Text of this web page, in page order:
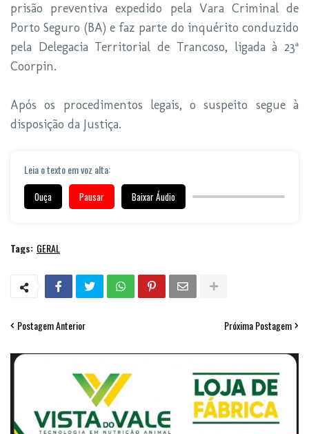
prisão preventiva expedido pela Vara Criminal de
Porto Seguro (BA) e faz parte do inquérito conduzido
pela Delegacia Territorial de Trancoso, ligada à 23ª
Coorpin.
Após os procedimentos legais, o suspeito segue à
disposição da Justiça.
Leia o texto em voz alta:
Ouça Pausar Baixar Áudio
Tags: GERAL
Postagem Anterior Próxima Postagem